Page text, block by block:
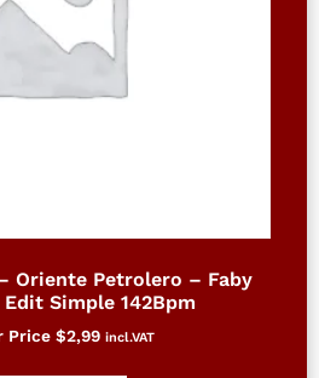
Oriente Petrolero – Faby
Simple 142Bpm
Price $2,99 incl.VAT